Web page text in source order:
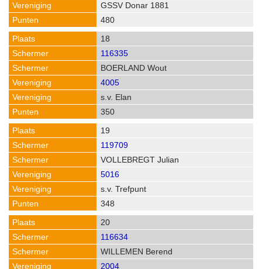
GSSV Donar 1881
480
18
116335
BOERLAND Wout
4005
s.v. Elan
350
19
119709
VOLLEBREGT Julian
5016
s.v. Trefpunt
348
20
116634
WILLEMEN Berend
2004